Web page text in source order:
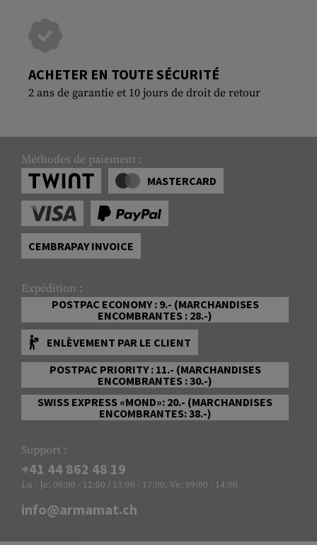
ACHETER EN TOUTE SÉCURITÉ
2 ans de garantie et 10 jours de droit de retour
Méthodes de paiement :
MASTERCARD
CEMBRAPAY INVOICE
Expédition :
POSTPAC ECONOMY : 9.- (MARCHANDISES
ENCOMBRANTES : 28.-)
ENLÈVEMENT PAR LE CLIENT
POSTPAC PRIORITY : 11.- (MARCHANDISES
ENCOMBRANTES : 30.-)
SWISS EXPRESS «MOND»: 20.- (MARCHANDISES
ENCOMBRANTES: 38.-)
Support :
+41 44 862 48 19
Lu - Je: 09:00 - 12:00 / 13:00 - 17:00, Ve: 09:00 - 14:00
info@armamat.ch